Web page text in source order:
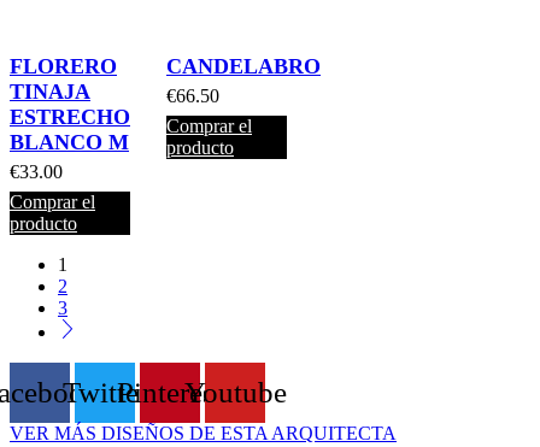
FLORERO
TINAJA
ESTRECHO
BLANCO M
€33.00
Comprar el
producto
CANDELABRO
€66.50
Comprar el
producto
1
2
3
TwitterPinterestYoutube
VER MÁS DISEÑOS DE ESTA ARQUITECTA